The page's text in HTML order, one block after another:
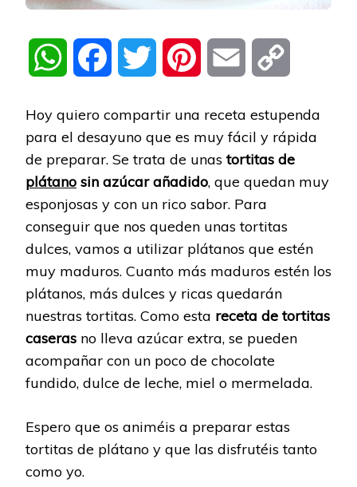
WhatsAppFacebook Twitter Pinterest Email
Hoy quiero compartir una receta estupenda
para el desayuno que es muy fácil y rápida
de preparar. Se trata de unastortitas de
plátano sin azúcar añadido, que quedan muy
esponjosas y con un rico sabor. Para
conseguir que nos queden unas tortitas
dulces, vamos a utilizar plátanos que estén
muy maduros. Cuanto más maduros estén los
plátanos, más dulces y ricas quedarán
nuestras tortitas. Como esta receta de tortitas
caseras no lleva azúcar extra, se pueden
acompañar con un poco de chocolate
fundido, dulce de leche, miel o mermelada.
Espero que os animéis a preparar estas
tortitas de plátano y que las disfrutéis tanto
como yo.